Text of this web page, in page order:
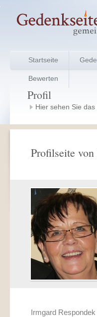
Startseite
Bewerten
Profil
Hier sehen Sie das
Profilseite
Irmgard